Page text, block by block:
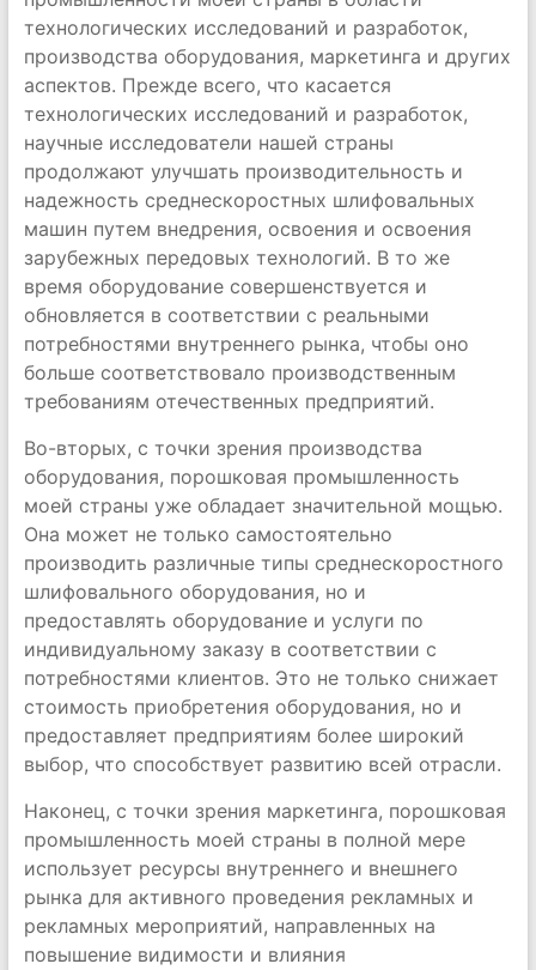
технологических исследований и разработок,
производства оборудования, маркетинга и других
аспектов. Прежде всего, что касается
технологических исследований и разработок,
научные исследователи нашей страны
продолжают улучшать производительность и
надежность среднескоростных шлифовальных
машин путем внедрения, освоения и освоения
зарубежных передовых технологий. В то же
время оборудование совершенствуется и
обновляется в соответствии с реальными
потребностями внутреннего рынка, чтобы оно
больше соответствовало производственным
требованиям отечественных предприятий.
Во-вторых, с точки зрения производства
оборудования, порошковая промышленность
моей страны уже обладает значительной мощью.
Она может не только самостоятельно
производить различные типы среднескоростного
шлифовального оборудования, но и
предоставлять оборудование и услуги по
индивидуальному заказу в соответствии с
потребностями клиентов. Это не только снижает
стоимость приобретения оборудования, но и
предоставляет предприятиям более широкий
выбор, что способствует развитию всей отрасли.
Наконец, с точки зрения маркетинга, порошковая
промышленность моей страны в полной мере
использует ресурсы внутреннего и внешнего
рынка для активного проведения рекламных и
рекламных мероприятий, направленных на
повышение видимости и влияния